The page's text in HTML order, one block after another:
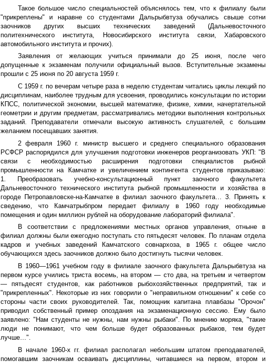
Такое большое число специальностей объяснялось тем, что к филиалу были
"прикреплены" и наравне со студентами Дальрыбвтуза обучались свыше сотни
заочников других высших технических заведений (Дальневосточного
политехнического института, Новосибирского института связи, Хабаровского
автомобильного института и прочих).
Заявления от желающих учиться принимали до 25 июня, после чего
допущенные к экзаменам получили официальный вызов. Вступительные экзамены
прошли с 25 июня по 20 августа 1959 г.
С 1959 г. по вечерам четыре раза в неделю студентам читались циклы лекций по
дисциплинам, наиболее трудным для усвоения, проводились консультации по истории
КПСС, политической экономии, высшей математике, физике, химии, начертательной
геометрии и другим предметам, рассматривались методики выполнения контрольных
заданий. Преподаватели отмечали высокую активность слушателей, с большим
желанием посещавших занятия.
2 февраля 1960 г. министр высшего и среднего специального образования
РСФСР распорядился для улучшения подготовки инженеров реорганизовать УКП: "В
связи с необходимостью расширения подготовки специалистов рыбной
промышленности на Камчатке и увеличением контингента студентов приказываю:
1. Преобразовать учебно-консультационный пункт заочного факультета
Дальневосточного технического института рыбной промышленности и хозяйства в
городе Петропавловске-на-Камчатке в филиал заочного факультета… 3. Принять к
сведению, что Камчатрыбпром передает филиалу в 1960 году необходимые
помещения и один миллион рублей на оборудование лабораторий филиала".
В соответствии с предложениями местных органов управления, отныне в
филиал должны были ежегодно поступать сто пятьдесят человек. По планам отдела
кадров и учебных заведений Камчатского совнархоза, в 1965 г. общее число
обучающихся здесь заочников должно было достигнуть тысячи человек.
В 1960—1961 учебном году в филиале заочного факультета Дальрыбвтуза на
первом курсе учились триста восемь, на втором — сто два, на третьем и четвертом
— пятьдесят студентов, как работников рыбохозяйственных предприятий, так и
"прикрепленных". Некоторые из них говорили о "неправильном отношении" к себе со
стороны части своих руководителей. Так, помощник капитана плавбазы "Орочон"
приводил собственный пример опоздания на экзаменационную сессию. Ему было
заявлено: "Нам студенты не нужны, нам нужны рыбаки". По мнению моряка, "такие
люди не понимают, что чем больше будет образованных рыбаков, тем будет
лучше…".
В начале 1960-х гг. филиал располагал небольшим штатом преподавателей,
помогавшим заочникам осваивать дисциплины, читавшиеся на первом, втором и